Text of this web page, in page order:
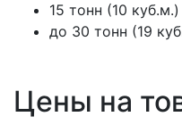
15 тонн (10
до 30 тонн (19
Цены на